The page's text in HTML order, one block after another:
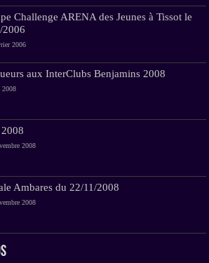
Challenge ARENA des Jeunes à Tissot le
2006
2006
aux InterClubs Benjamins 2008
2008
2008
Ambares du 22/11/2008
2008